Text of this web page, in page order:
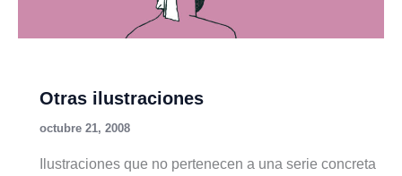
Otras ilustraciones
octubre 21, 2008
Ilustraciones que no pertenecen a una serie concreta